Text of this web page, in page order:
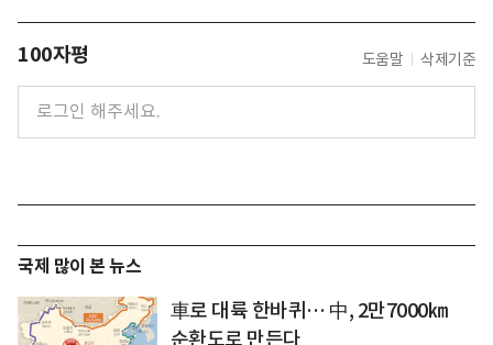
100자평 도움말 삭제기준
국제 많이 본 뉴스
車로 대륙 한바퀴… 中, 2만7000㎞
순환도로 만든다